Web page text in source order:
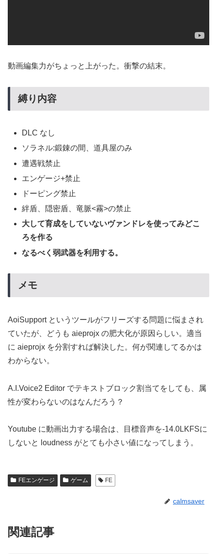
動画編集力がちょっと上がった。衝撃の結末。
縛り内容
DLC なし
ソラネル:鍛錬の間、道具屋のみ
遭遇戦禁止
エンゲージ+禁止
ドーピング禁止
絆盾、隠密盾、竜脈<霧>の禁止
大して育成をしていないヴァンドレを使ってみどこ
ろを作る
なるべく弱武器を利用する。
メモ
AoiSupport というツールがフリーズする問題に悩まされ
ていたが、どうも aieprojx の肥大化が原因らしい。適当
に aieprojx を分割すれば解決した。何が関連してるかは
わからない。
A.I.Voice2 Editor でテキストブロック割当てをしても、属
性が変わらないのはなんだろう？
Youtube に動画出力する場合は、目標音声を-14.0LKFSに
しないと loudness がとても小さい値になってしまう。
FEエンゲージ ゲーム FE
calmsaver
関連記事